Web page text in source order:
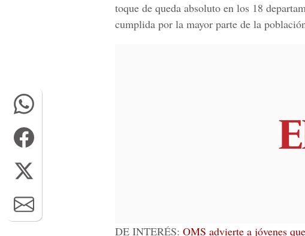
toque de queda absoluto en los 18
cumplida por la mayor parte de la
DE INTERÉS: OMS advierte a jóvenes